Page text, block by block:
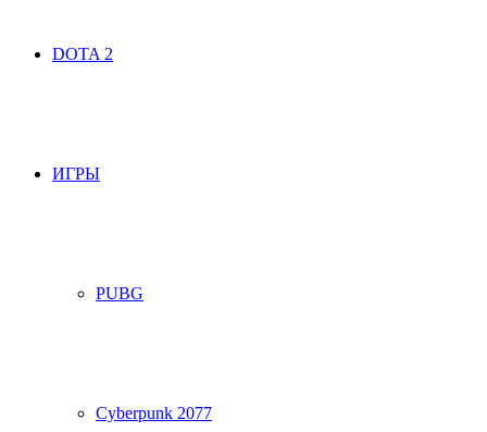
DOTA 2
ИГРЫ
PUBG
Cyberpunk 2077